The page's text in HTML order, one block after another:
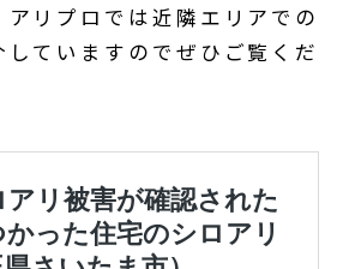
リプロでは近隣エリアでの
ていますのでぜひご覧くだ